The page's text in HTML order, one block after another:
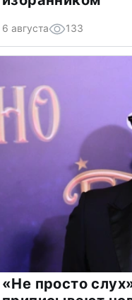
6 августа 133
«Не просто